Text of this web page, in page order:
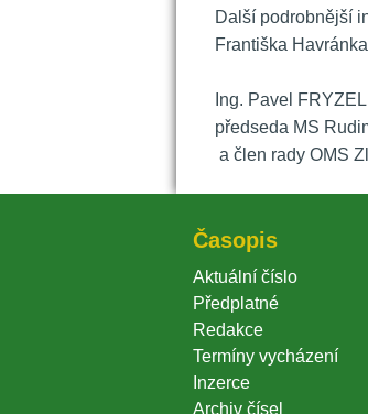
Další podrobnější
Františka
Ing. Pavel
předseda MS
a člen rady OMS
Časopi
Aktuální číslo
Předplatné
Redakce
Termíny vycházení
Inzerce
Archiv čísel